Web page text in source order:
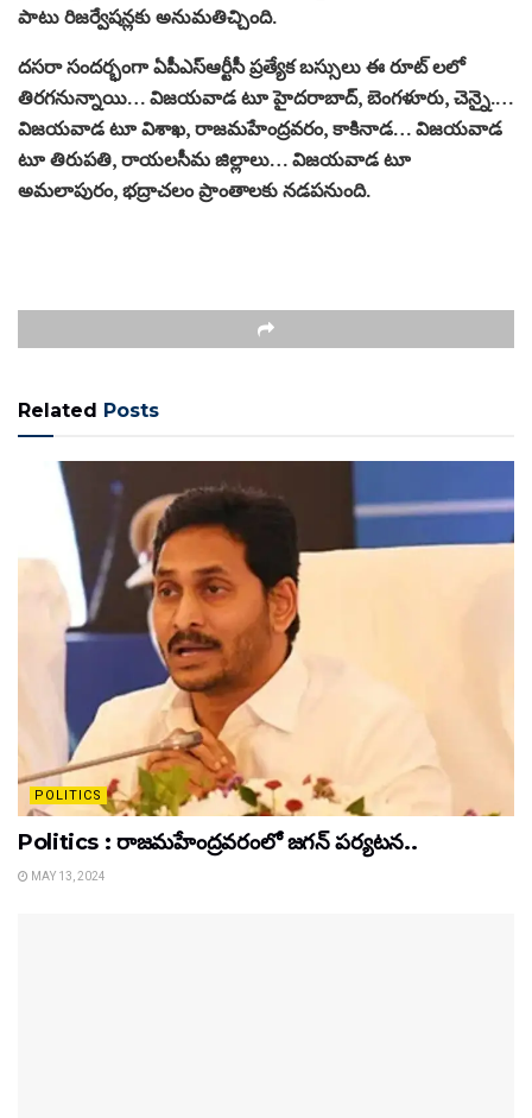
పాటు రిజ‌ర్వేష‌న్ల‌కు అనుమ‌తిచ్చింది.
ద‌స‌రా సందర్భంగా ఏపీఎస్‌ఆర్టీసీ ప్ర‌త్యేక బ‌స్సులు ఈ రూట్ లలో
తిరగనున్నాయి… విజ‌య‌వాడ టూ హైద‌రాబాద్‌, బెంగ‌ళూరు, చెన్నై.…
విజ‌య‌వాడ టూ విశాఖ‌, రాజ‌మ‌హేంద్ర‌వ‌రం, కాకినాడ‌… విజ‌య‌వాడ
టూ తిరుప‌తి, రాయ‌ల‌సీమ జిల్లాలు… విజ‌య‌వాడ టూ
అమ‌లాపురం, భ‌ద్రాచ‌లం ప్రాంతాలకు న‌డ‌పనుంది.
Related Posts
POLITICS
Politics : రాజమహేంద్రవరంలో జగన్ పర్యటన..
MAY 13, 2024